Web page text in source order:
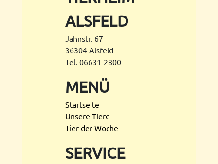
ALSFELD
Jahnstr. 67
36304 Alsfeld
Tel. 06631-2800
MENÜ
Startseite
Unsere Tiere
Tier der Woche
SERVICE